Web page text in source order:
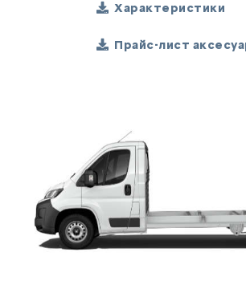
Характеристики
Прайс-лист